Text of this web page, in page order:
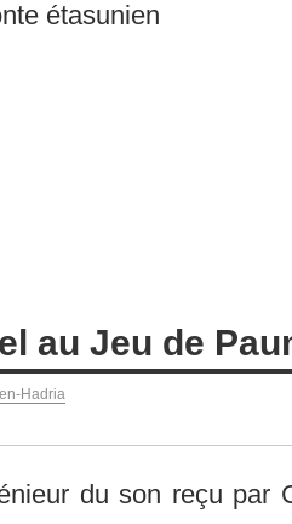
étasunien
au Jeu de
Hadria
du son reçu par